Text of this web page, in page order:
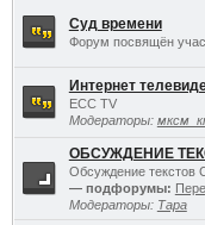
Суд времени
Форум посвящён
Интернет
ECC TV
Модераторы:
ОБСУЖДЕНИЕ
Обсуждение текстов
— подфорумы:
Модераторы: Тара